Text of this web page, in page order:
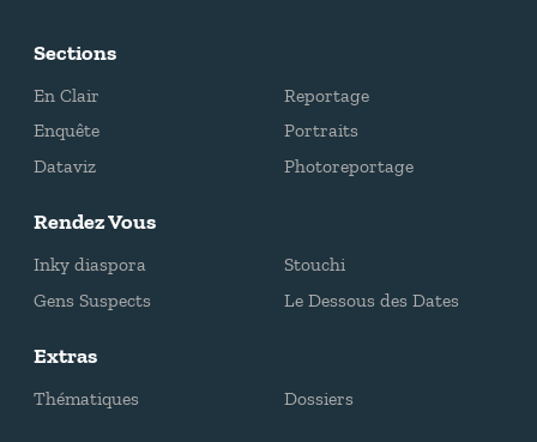
Sections
En Clair
Reportage
Enquête
Portraits
Dataviz
Photoreportage
Rendez Vous
Inky diaspora
Stouchi
Gens Suspects
Le Dessous des Dates
Extras
Thématiques Dossiers